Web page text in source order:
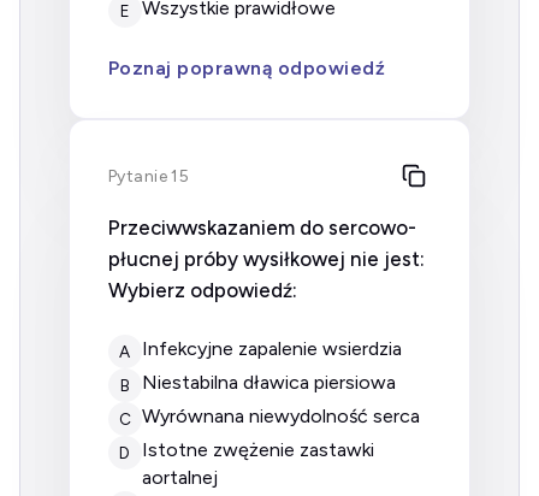
E wszystkie prawidłowe
Poznaj poprawną odpowiedź
Pytanie 15
Przeciwwskazaniem do sercowo-
płucnej próby wysiłkowej nie jest:
Wybierz odpowiedź:
A infekcyjne zapalenie wsierdzia
B niestabilna dławica piersiowa
C wyrównana niewydolność serca
D
istotne zwężenie zastawki
aortalnej